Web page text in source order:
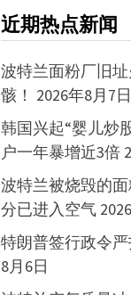
近期热点新闻
波特兰面粉厂旧
骸！ 2026年8月7日
韩国兴起“婴儿炒
户一年暴增近3倍
波特兰被烧毁的
分已进入空气
特朗普签行政令严
8月6日